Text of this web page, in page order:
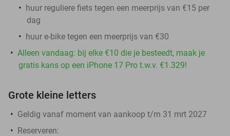
huur reguliere fiets tegen een meerprijs van €15 per
dag
huur e-bike tegen een meerprijs van €30
Alleen vandaag: bij elke €10 die je besteedt, maak je
gratis kans op een iPhone 17 Pro t.w.v. €1.329!
Grote kleine letters
Geldig vanaf moment van aankoop t/m 31 mrt 2027
Reserveren: